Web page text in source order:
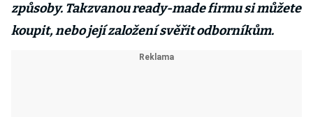
způsoby. Takzvanou ready-made firmu si můžete
koupit, nebo její založení svěřit odborníkům.